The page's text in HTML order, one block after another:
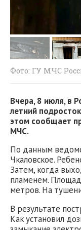
Фото: ГУ МЧС
Вчера, 8 июля, в
летний
этом сообщает
МЧС.
По данным
Чкаловское.
Затем, когда
пламенем.
метров. На
В результате
Как установил